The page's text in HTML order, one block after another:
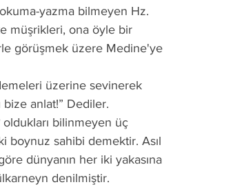
müşrikleri, ona öyle bir
görüşmek üzere Medine'ye
anlat!” Dediler.
boynuz sahibi demektir. Asıl
dünyanın her iki yakasına
denilmiştir.